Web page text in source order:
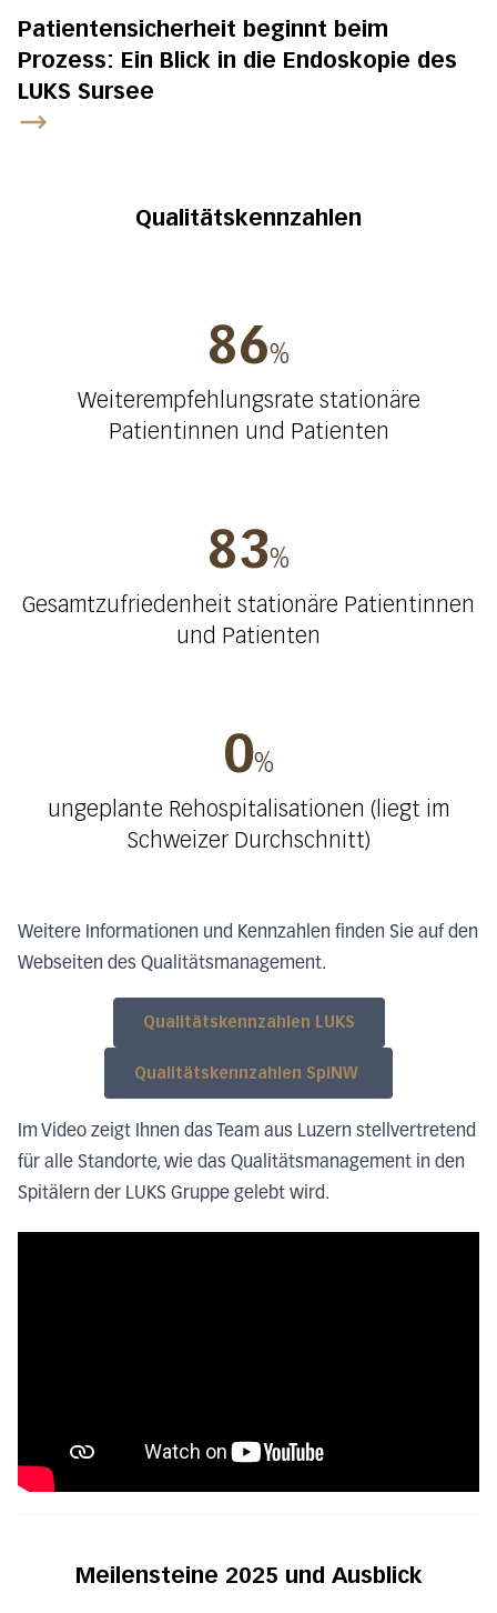
Patientensicherheit beginnt beim
Prozess: Ein Blick in die Endoskopie des
LUKS Sursee
Qualitätskennzahlen
86%
Weiterempfehlungsrate stationäre
Patientinnen und Patienten
83%
Gesamtzufriedenheit stationäre Patientinnen
und Patienten
0%
ungeplante Rehospitalisationen (liegt im
Schweizer Durchschnitt)
Weitere Informationen und Kennzahlen finden Sie auf den
Webseiten des Qualitätsmanagement.
Qualitätskennzahlen LUKS
Qualitätskennzahlen SpiNW
Im Video zeigt Ihnen das Team aus Luzern stellvertretend
für alle Standorte, wie das Qualitätsmanagement in den
Spitälern der LUKS Gruppe gelebt wird.
Meilensteine 2025 und Ausblick